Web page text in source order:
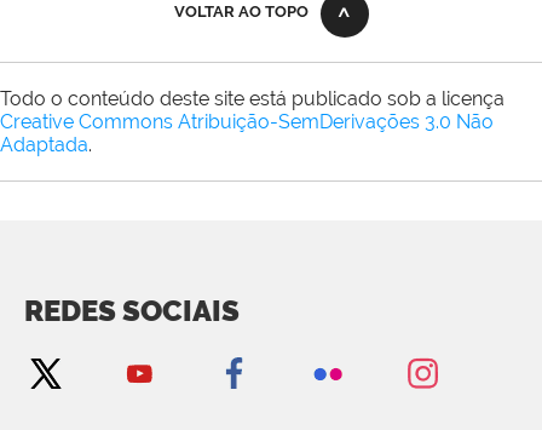
VOLTAR AO TOPO
Todo o conteúdo deste site está publicado sob a licença
Creative Commons Atribuição-SemDerivações 3.0 Não
Adaptada.
REDES SOCIAIS